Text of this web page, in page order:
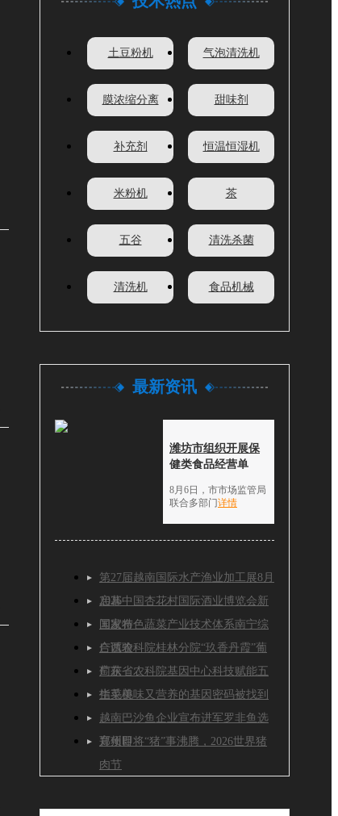
土豆粉机 气泡清洗机
膜浓缩分离 甜味剂
补充剂 恒温恒湿机
米粉机 茶
五谷 清洗杀菌
清洗机 食品机械
最新资讯
潍坊市组织开展保
健类食品经营单
8月6日，市市场监管局
联合多部门详情
第27届越南国际水产渔业加工展8月
启幕
2026中国杏花村国际酒业博览会新
闻发布
国家特色蔬菜产业技术体系南宁综
合试验
广西农科院桂林分院“玖香丹霞”葡
萄获
广东省农科院基因中心科技赋能五
指毛桃
生菜美味又营养的基因密码被找到
越南巴沙鱼企业宣布进军罗非鱼选
育项目
郑州即将“猪”事沸腾，2026世界猪
肉节